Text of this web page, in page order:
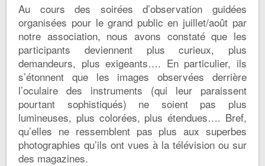
Au cours des soirées d’observation guidées
organisées pour le grand public en juillet/août par
notre association, nous avons constaté que les
participants deviennent plus curieux, plus
demandeurs, plus exigeants…. En particulier, ils
s’étonnent que les images observées derrière
l’oculaire des instruments (qui leur paraissent
pourtant sophistiqués) ne soient pas plus
lumineuses, plus colorées, plus étendues…. Bref,
qu’elles ne ressemblent pas plus aux superbes
photographies qu’ils ont vues à la télévision ou sur
des magazines.